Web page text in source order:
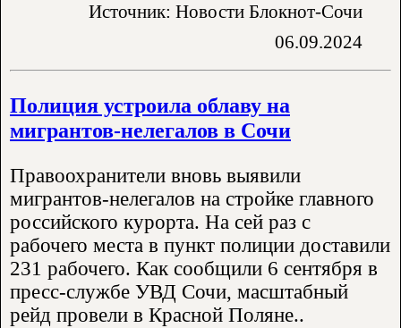
Источник: Новости Блокнот-Сочи
06.09.2024
Полиция устроила облаву на
мигрантов-нелегалов в Сочи
Правоохранители вновь выявили
мигрантов-нелегалов на стройке главного
российского курорта. На сей раз с
рабочего места в пункт полиции доставили
231 рабочего. Как сообщили 6 сентября в
пресс-службе УВД Сочи, масштабный
рейд провели в Красной Поляне..